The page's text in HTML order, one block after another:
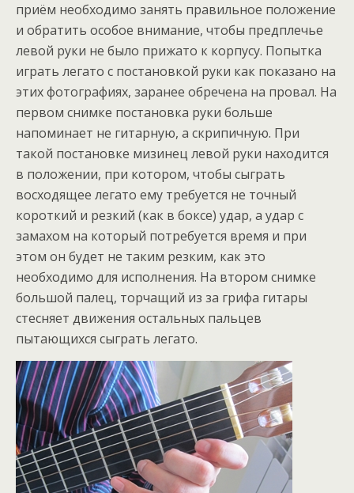
приём необходимо занять правильное положение
и обратить особое внимание, чтобы предплечье
левой руки не было прижато к корпусу. Попытка
играть легато с постановкой руки как показано на
этих фотографиях, заранее обречена на провал. На
первом снимке постановка руки больше
напоминает не гитарную, а скрипичную. При
такой постановке мизинец левой руки находится
в положении, при котором, чтобы сыграть
восходящее легато ему требуется не точный
короткий и резкий (как в боксе) удар, а удар с
замахом на который потребуется время и при
этом он будет не таким резким, как это
необходимо для исполнения. На втором снимке
большой палец, торчащий из за грифа гитары
стесняет движения остальных пальцев
пытающихся сыграть легато.